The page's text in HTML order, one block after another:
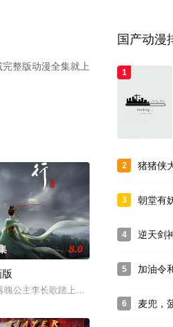
整版动漫全集就上
的羞涩，懵懂成长的磕绊，
被赏，得赐高官厚禄，但为己私利残害忠
8.0
公主李长歌踏上复仇之路。
国产动漫
1
2 猪猪侠
3 朝堂有
4 逆天剑
5 加油令和
6 麦兜，